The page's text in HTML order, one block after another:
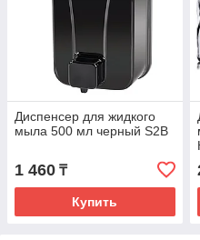
Диспенсер для жидкого
мыла 500 мл черный S2В
1 460 ₸
Купить